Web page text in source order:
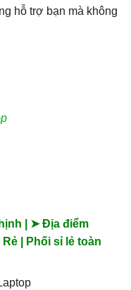
hỗ trợ bạn mà không
| ➤ Địa điểm
| Phối sỉ lẻ toàn